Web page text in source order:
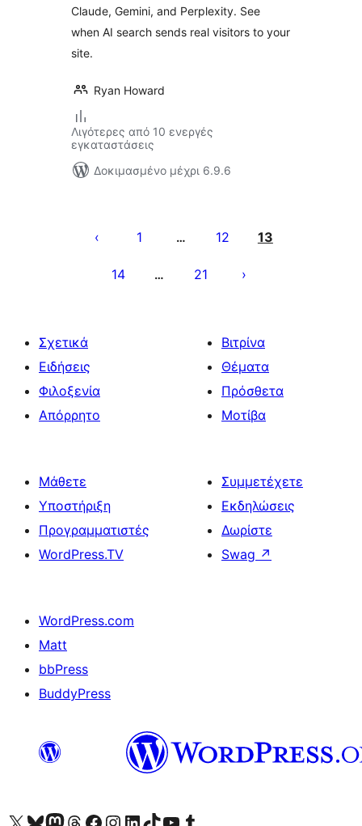
Claude, Gemini, and Perplexity. See
when AI search sends real visitors to your
site.
Ryan Howard
Λιγότερες από 10 ενεργές
εγκαταστάσεις
Δοκιμασμένο μέχρι 6.9.6
άρθρων
1 … 12 13
14 … 21
Σχετικά
Ειδήσεις
Φιλοξενία
Απόρρητο
Βιτρίνα
Θέματα
Πρόσθετα
Μοτίβα
Μάθετε
Υποστήριξη
Προγραμματιστές
WordPress.TV
Συμμετέχετε
Εκδηλώσεις
Δωρίστε
Swag ↗
WordPress.com
Matt
bbPress
BuddyPress
Visit our X (formerly Twitter) account
Visit our Bluesky account
Επισκεφθείτε τον λογαριασμό μας στο Mastodon
Visit our Threads account
Επισκεφτείτε τη σελίδα μας στο Facebook
Επισκεφθείτε τον λογαριασμό μας Instagram
Επισκεφθείτε τον λογαριασμό μας LinkedIn
Visit our TikTok account
Visit our YouTube channel
Visit our Tumblr account